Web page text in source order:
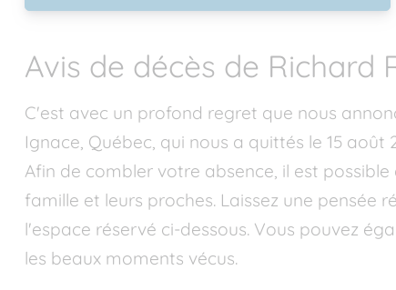
Avis de décès de Richard
C'est avec un profond regret que nous
Ignace, Québec, qui nous a quittés le 15
Afin de combler votre absence, il est
famille et leurs proches. Laissez une pensée
l'espace réservé ci-dessous. Vous pouvez
les beaux moments vécus.